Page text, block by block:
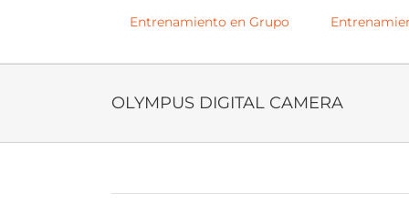
Entrenamiento en Grupo
OLYMPUS DIGITAL CAMERA